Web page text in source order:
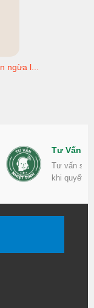
ngừa l...
Tư Vấn
Tư vấn
khi quyết